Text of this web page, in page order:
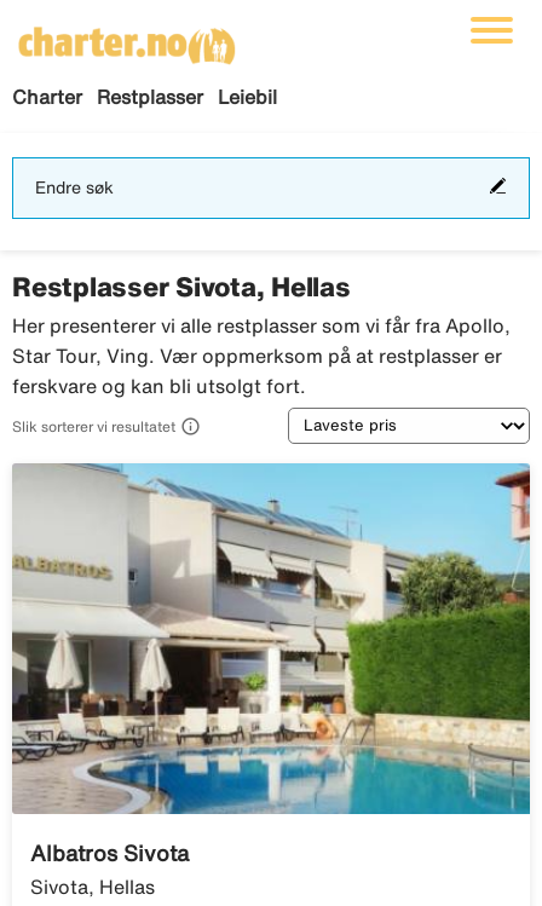
Charter Restplasser Leiebil
Endre søk
Restplasser Sivota, Hellas
Her presenterer vi alle restplasser som vi får fra Apollo,
Star Tour, Ving. Vær oppmerksom på at restplasser er
ferskvare og kan bli utsolgt fort.
Slik sorterer vi resultatet  Sortering
Albatros Sivota
Sivota, Hellas